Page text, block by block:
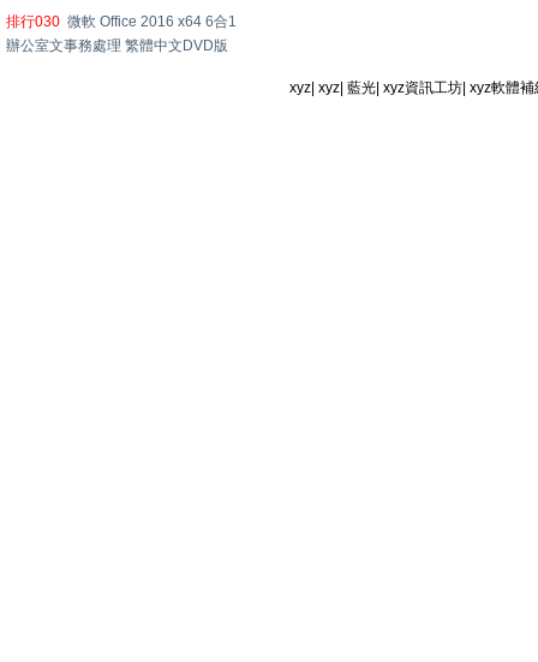
排行030 微軟 Office 2016 x64 6合1
辦公室文事務處理 繁體中文DVD版
xyz |xyz |藍光 |xyz資訊工坊 |xyz軟體補